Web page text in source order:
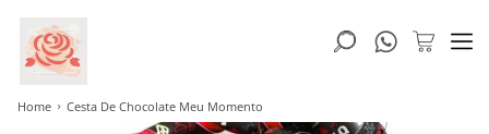
Home Cesta De Chocolate Meu Momento